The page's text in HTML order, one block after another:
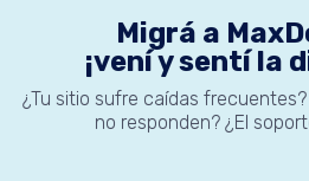
Migrá a
¡vení y sentí la
¿Tu sitio sufre caídas
no responden? ¿El